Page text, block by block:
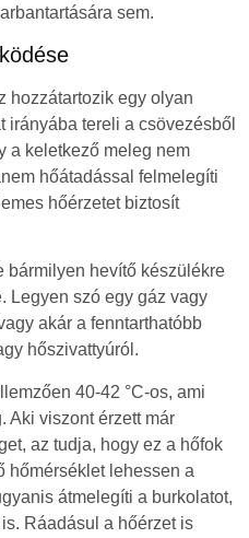
sem.
hozzátartozik egy olyan
tereli a csövezésből
a keletkező meleg nem
hőátadással felmelegíti
hőérzetet biztosít
bármilyen hevítő készülékre
Legyen szó egy gáz vagy
akár a fenntarthatóbb
hőszivattyúról.
40-42 °C-os, ami
Aki viszont érzett már
az tudja, hogy ez a hőfok
hőmérséklet lehessen a
átmelegíti a burkolatot,
Ráadásul a hőérzet is